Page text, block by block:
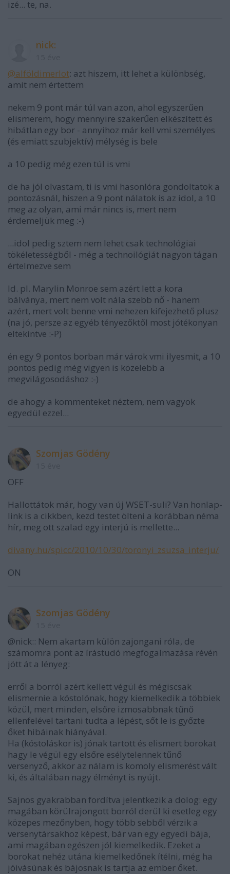
izé... te, na.
nick:
@alföldimerlot: azt hiszem, itt lehet a különbség,
amit nem értettem
nekem 9 pont már túl van azon, ahol egyszerűen
elismerem, hogy mennyire szakerűen elkészített és
hibátlan egy bor - annyihoz már kell vmi személyes
(és emiatt szubjektív) mélység is bele
a 10 pedig még ezen túl is vmi
de ha jól olvastam, ti is vmi hasonlóra gondoltatok a
pontozásnál, hiszen a 9 pont nálatok is az idol, a 10
meg az olyan, ami már nincs is, mert nem
érdemeljük meg :-)
...idol pedig sztem nem lehet csak technológiai
tökéletességből - még a technoilógiát nagyon tágan
értelmezve sem
ld. pl. Marylin Monroe sem azért lett a kora
bálványa, mert nem volt nála szebb nő - hanem
azért, mert volt benne vmi nehezen kifejezhető plusz
(na jó, persze az egyéb tényezőktől most jótékonyan
eltekintve :-P)
én egy 9 pontos borban már várok vmi ilyesmit, a 10
pontos pedig még vigyen is közelebb a
megvilágosodáshoz :-)
de ahogy a kommenteket néztem, nem vagyok
egyedül ezzel...
Szomjas Gödény
OFF
Hallottátok már, hogy van új WSET-suli? Van honlap-
link is a cikkben, kezd testet ölteni a korábban néma
hír, meg ott szalad egy interjú is mellette...
divany.hu/spicc/2010/10/30/toronyi_zsuzsa_interju/
ON
Szomjas Gödény
@nick:: Nem akartam külön zajongani róla, de
számomra pont az írástudó megfogalmazása révén
jött át a lényeg:
erről a borról azért kellett végül és mégiscsak
elismernie a kóstolónak, hogy kiemelkedik a többiek
közül, mert minden, elsőre izmosabbnak tűnő
ellenfelével tartani tudta a lépést, sőt le is győzte
őket hibáinak hiányával.
Ha (kóstoláskor is) jónak tartott és elismert borokat
hagy le végül egy elsőre esélytelennek tűnő
versenyző, akkor az nálam is komoly elismerést vált
ki, és általában nagy élményt is nyújt.
Sajnos gyakrabban fordítva jelentkezik a dolog: egy
magában körülrajongott borról derül ki esetleg egy
közepes mezőnyben, hogy több sebből vérzik a
versenytársakhoz képest, bár van egy egyedi bája,
ami magában egészen jól kiemelkedik. Ezeket a
borokat nehéz utána kiemelkedőnek ítélni, még ha
jóivásúnak és bájosnak is tartja az ember őket.